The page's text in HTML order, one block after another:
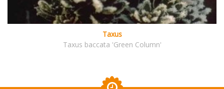
Taxus
Taxus baccata 'Green Column'